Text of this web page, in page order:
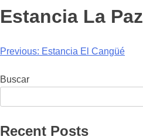
Estancia La Paz
Navegación
de
Previous: Estancia El Cangüé
Buscar
Recent Posts